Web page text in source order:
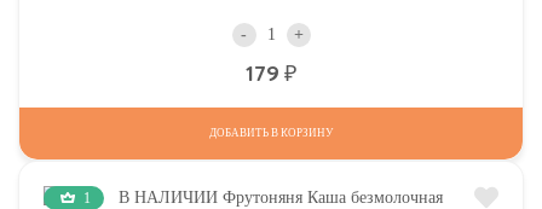
- +
179
ДОБАВИТЬ В КОРЗИНУ
1